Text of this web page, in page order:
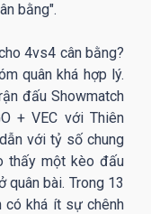
bằng".
4vs4 cân bằng?
quân khá hợp lý.
đấu Showmatch
+ VEC với Thiên
với tỷ số chung
thấy một kèo đấu
quân bài. Trong 13
có khá ít sự chênh